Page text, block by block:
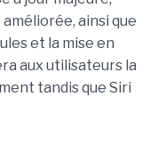
ainsi que
et la mise en
aux utilisateurs la
tandis que Siri